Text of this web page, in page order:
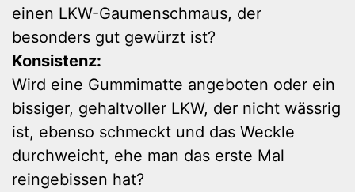
einen LKW-Gaumenschmaus, der
besonders gut gewürzt ist?
Konsistenz:
Wird eine Gummimatte angeboten oder ein
bissiger, gehaltvoller LKW, der nicht wässrig
ist, ebenso schmeckt und das Weckle
durchweicht, ehe man das erste Mal
reingebissen hat?